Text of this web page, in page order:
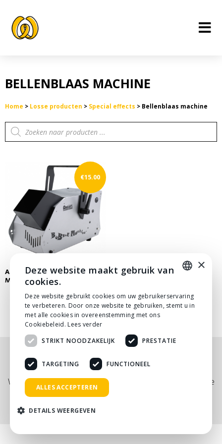
inhoud
BELLENBLAAS MACHINE
Home > Losse producten > Special effects > Bellenblaas machine
Producten
zoeken
ANTARI B100 BELLENBLAAS
MACHINE
€15.00
Nog niet helemaal gevonden wat je zocht? Bekijk
onze
, of neem
Wij adviseren je graag via telefoon, mail of tijdens een kopje
koffie!
DUTCH
×
Deze website maakt gebruik van
cookies.
Deze website gebruikt cookies om uw gebruikerservaring
te verbeteren. Door onze website te gebruiken, stemt u in
met alle cookies in overeenstemming met ons
Cookiebeleid. Lees verder
STRIKT NOODZAKELIJK
PRESTATIE
TARGETING FUNCTIONEEL
ALLES ACCEPTEREN
DETAILS WEERGEVEN